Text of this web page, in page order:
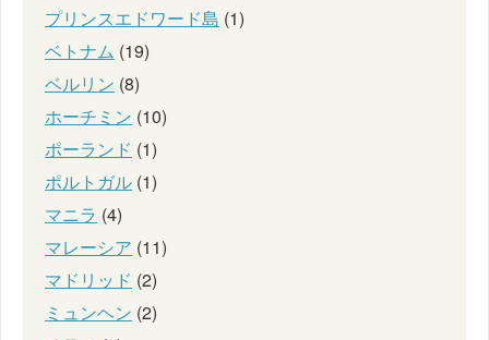
プリンスエドワード島 (1)
ベトナム (19)
ベルリン (8)
ホーチミン (10)
ポーランド (1)
ポルトガル (1)
マニラ (4)
マレーシア (11)
マドリッド (2)
ミュンヘン (2)